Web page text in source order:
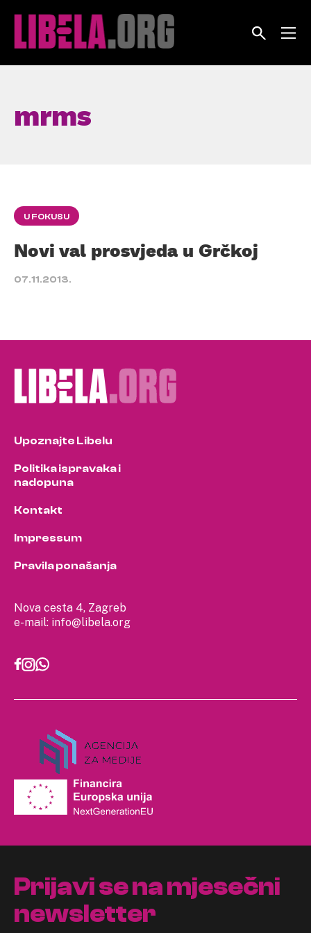
mrms
U FOKUSU
Novi val prosvjeda u Grčkoj
07.11.2013.
Nova cesta 4, Zagreb
e-mail: info@libela.org
Upoznajte Libelu
Politika ispravaka i
nadopuna
Kontakt
Impressum
Pravila ponašanja
Prijavi se na mjesečni
newsletter